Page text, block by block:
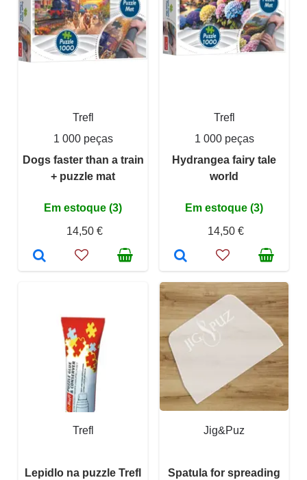
Trefl
1 000 peças
Dogs faster than a train
+ puzzle mat
Em estoque (3)
14,50 €
Trefl
1 000 peças
Hydrangea fairy tale
world
Em estoque (3)
14,50 €
Trefl
Lepidlo na puzzle Trefl
Jig&Puz
Spatula for spreading